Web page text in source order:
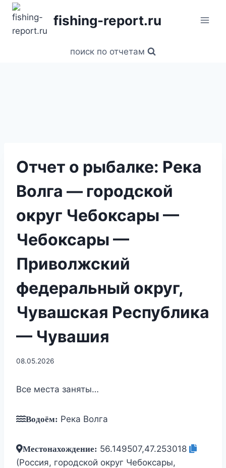
Перейти
содержанию
fishing-report.ru
поиск по отчетам
Отчет о рыбалке: Река
Волга — городской
округ Чебоксары —
Чебоксары —
Приволжский
федеральный округ,
Чувашская Республика
— Чувашия
08.05.2026
Все места заняты…
Водоём: Река Волга
Местонахождение: 56.149507,47.253018
(Россия, городской округ Чебоксары,